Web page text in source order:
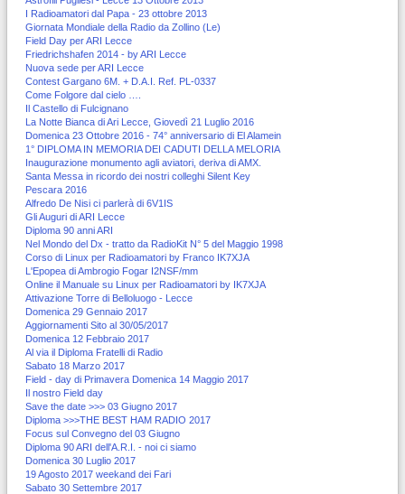
I Radioamatori dal Papa - 23 ottobre 2013
Giornata Mondiale della Radio da Zollino (Le)
Field Day per ARI Lecce
Friedrichshafen 2014 - by ARI Lecce
Nuova sede per ARI Lecce
Contest Gargano 6M. + D.A.I. Ref. PL-0337
Come Folgore dal cielo ….
Il Castello di Fulcignano
La Notte Bianca di Ari Lecce, Giovedì 21 Luglio 2016
Domenica 23 Ottobre 2016 - 74° anniversario di El Alamein
1° DIPLOMA IN MEMORIA DEI CADUTI DELLA MELORIA
Inaugurazione monumento agli aviatori, deriva di AMX.
Santa Messa in ricordo dei nostri colleghi Silent Key
Pescara 2016
Alfredo De Nisi ci parlerà di 6V1IS
Gli Auguri di ARI Lecce
Diploma 90 anni ARI
Nel Mondo del Dx - tratto da RadioKit N° 5 del Maggio 1998
Corso di Linux per Radioamatori by Franco IK7XJA
L'Epopea di Ambrogio Fogar I2NSF/mm
Online il Manuale su Linux per Radioamatori by IK7XJA
Attivazione Torre di Belloluogo - Lecce
Domenica 29 Gennaio 2017
Aggiornamenti Sito al 30/05/2017
Domenica 12 Febbraio 2017
Al via il Diploma Fratelli di Radio
Sabato 18 Marzo 2017
Field - day di Primavera Domenica 14 Maggio 2017
Il nostro Field day
Save the date >>> 03 Giugno 2017
Diploma >>>THE BEST HAM RADIO 2017
Focus sul Convegno del 03 Giugno
Diploma 90 ARI dell'A.R.I. - noi ci siamo
Domenica 30 Luglio 2017
19 Agosto 2017 weekand dei Fari
Sabato 30 Settembre 2017